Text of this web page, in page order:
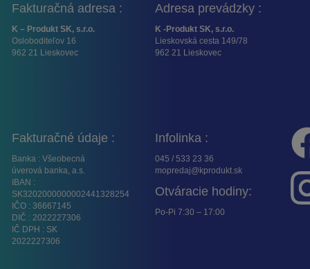
Fakturačná adresa :
K – Produkt SK, s.r.o.
Osloboditeľov 16
962 21 Lieskovec
Adresa prevádzky :
K -Produkt SK, s.r.o.
Lieskovská cesta 149/78
962 21 Lieskovec
Fakturačné údaje :
Banka : Všeobecná
úverová banka, a.s.
IBAN :
SK3202000000002441328254
IČO : 36667145
DIČ : 2022227306
IČ DPH : SK
2022227306
Infolinka :
045 / 533 23 36
mopredaj@kprodukt.sk
Otváracie hodiny:
Po-Pi 7:30 – 17:00